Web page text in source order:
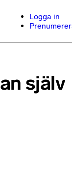
Logga in
själv